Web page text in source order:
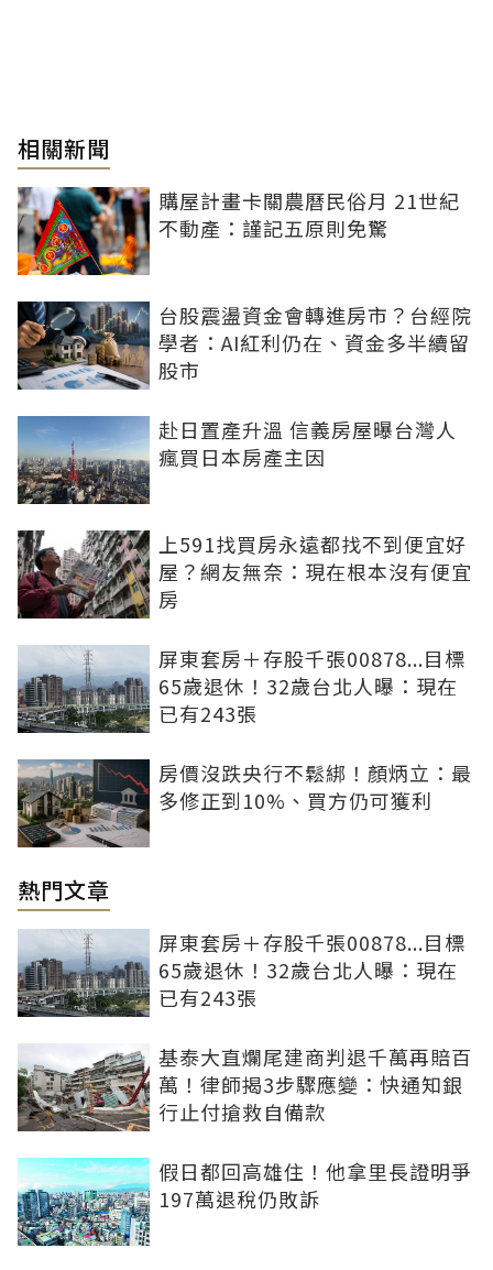
相關新聞
購屋計畫卡關農曆民俗月 21世紀
不動產：謹記五原則免驚
台股震盪資金會轉進房市？台經院
學者：AI紅利仍在、資金多半續留
股市
赴日置產升溫 信義房屋曝台灣人
瘋買日本房產主因
上591找買房永遠都找不到便宜好
屋？網友無奈：現在根本沒有便宜
房
屏東套房＋存股千張00878...目標
65歲退休！32歲台北人曝：現在
已有243張
房價沒跌央行不鬆綁！顏炳立：最
多修正到10%、買方仍可獲利
熱門文章
屏東套房＋存股千張00878...目標
65歲退休！32歲台北人曝：現在
已有243張
基泰大直爛尾建商判退千萬再賠百
萬！律師揭3步驟應變：快通知銀
行止付搶救自備款
假日都回高雄住！他拿里長證明爭
197萬退稅仍敗訴